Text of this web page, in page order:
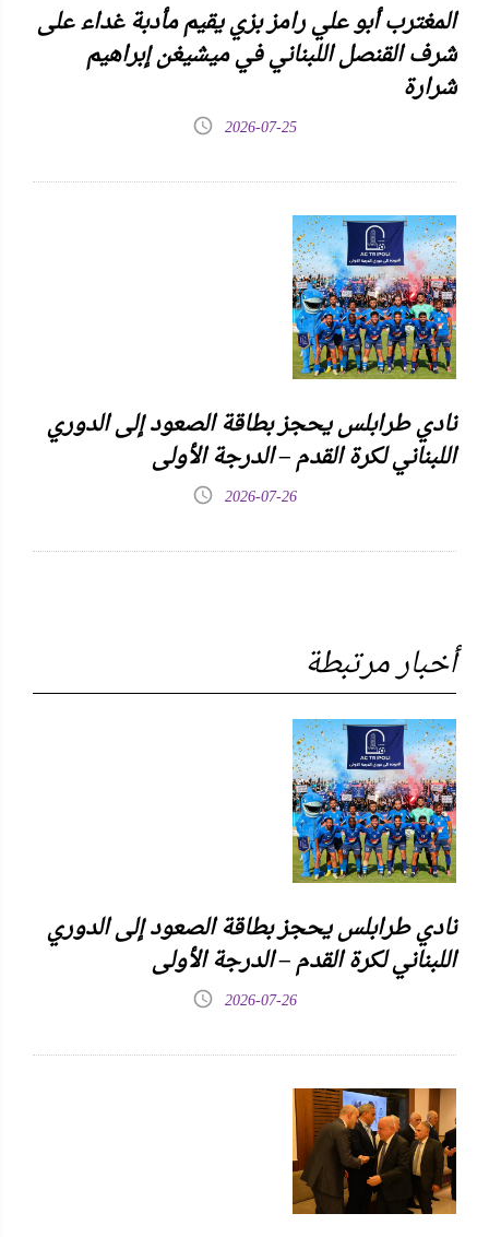
المغترب أبو علي رامز بزي يقيم مأدبة غداء على
شرف القنصل اللبناني في ميشيغن إبراهيم
شرارة
2026-07-25
نادي طرابلس يحجز بطاقة الصعود إلى الدوري
اللبناني لكرة القدم – الدرجة الأولى
2026-07-26
أخبار مرتبطة
نادي طرابلس يحجز بطاقة الصعود إلى الدوري
اللبناني لكرة القدم – الدرجة الأولى
2026-07-26